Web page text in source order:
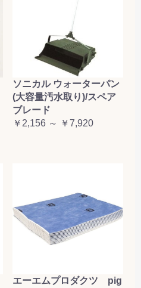
ソニカル ウォーターパン
(大容量汚水取り)/スペア
ブレード
￥2,156 ～ ￥7,920
エーエムプロダクツ pig